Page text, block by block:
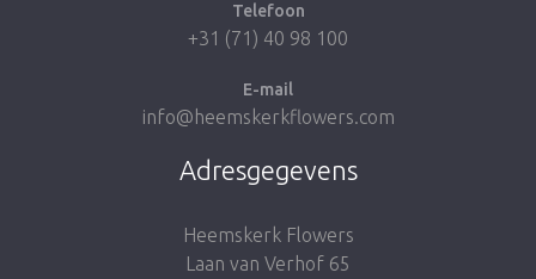
Telefoon
+31 (71) 40 98 100
E-mail
info@heemskerkflowers.com
Adresgegevens
Heemskerk Flowers
Laan van Verhof 65